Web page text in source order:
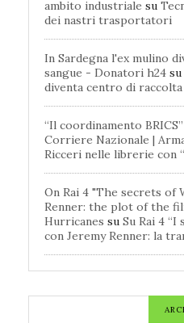
ambito industriale su
dei nastri trasportatori
In Sardegna l'ex mulino
sangue - Donatori h24 su
diventa centro di raccolta
“Il coordinamento
Corriere Nazionale |
Ricceri nelle librerie con
On Rai 4 "The secrets of
Renner: the plot of the
Hurricanes su Su Rai 4
con Jeremy Renner: la